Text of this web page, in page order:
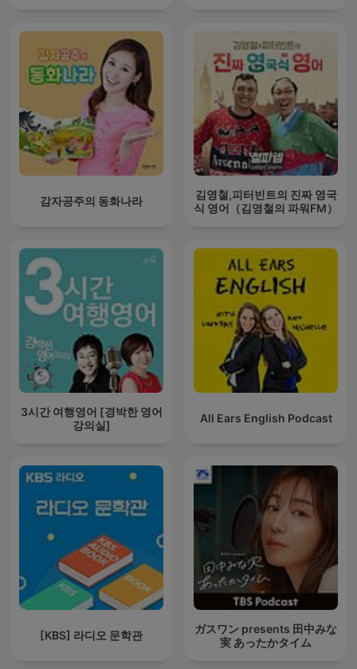
감자공주의 동화나라
김영철,피터빈트의 진짜 영국
식 영어（김영철의 파워FM）
3시간 여행영어 [경박한 영어
강의실]
All Ears English Podcast
[KBS] 라디오 문학관
ガスワン presents 田中みな
実 あったかタイム